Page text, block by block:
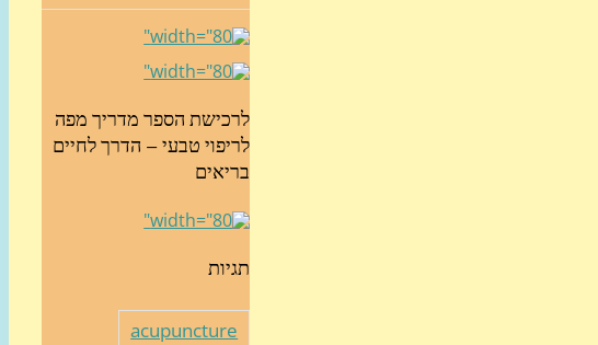
לרכישת הספר מדריך מפה
לריפוי טבעי – הדרך לחיים
בריאים
תגיות
acupuncture